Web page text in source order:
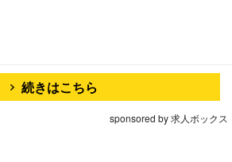
続きはこちら
sponsored by 求人ボックス